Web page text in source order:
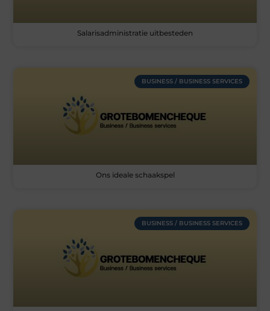
Salarisadministratie uitbesteden
BUSINESS / BUSINESS SERVICES
Ons ideale schaakspel
BUSINESS / BUSINESS SERVICES